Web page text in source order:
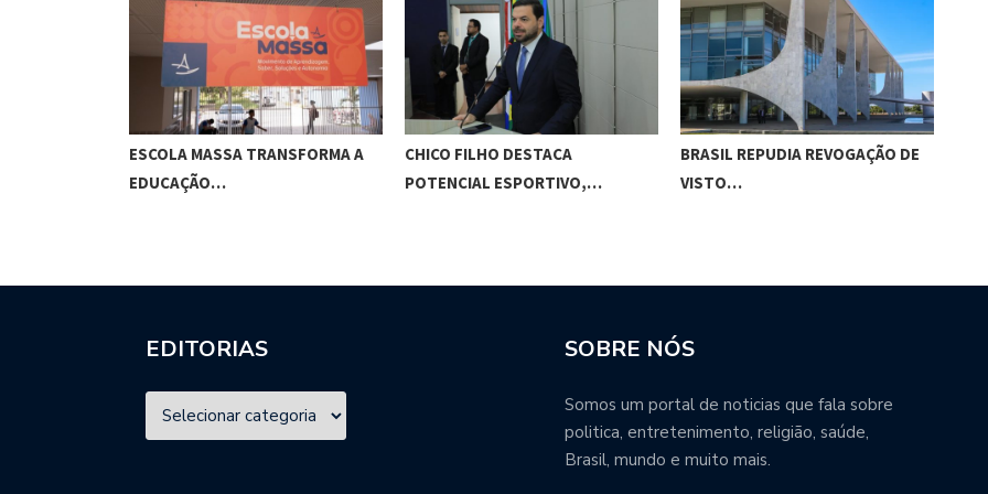
ESCOLA MASSA TRANSFORMA A
EDUCAÇÃO…
CHICO FILHO DESTACA
POTENCIAL ESPORTIVO,…
BRASIL REPUDIA REVOGAÇÃO DE
VISTO…
EDITORIAS SOBRE NÓS
Somos um portal de noticias que fala sobre
politica, entretenimento, religião, saúde,
Brasil, mundo e muito mais.